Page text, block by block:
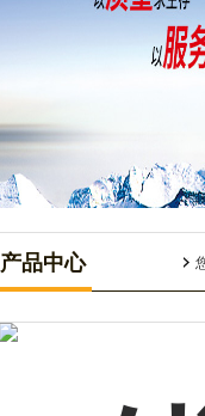
产品中心